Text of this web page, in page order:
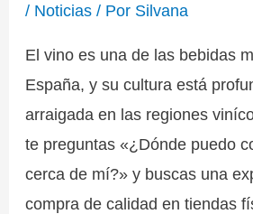
/ Noticias / Por Silvana
El vino es una de las bebidas
España, y su cultura está
arraigada en las regiones
te preguntas «¿Dónde puedo
cerca de mí?» y buscas una
compra de calidad en tiendas